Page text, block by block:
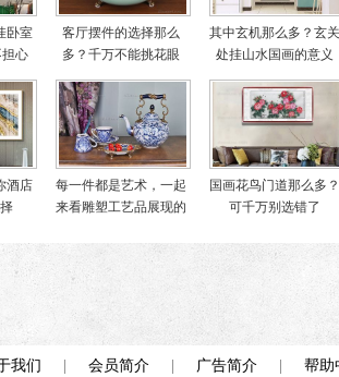
卧室
心
客厅摆件的选择那么
多？千万不能挑花眼
其中玄机那么多？玄关
处挂山水国画的意义
酒店
每一件都是艺术，一起
来看雕塑工艺品展现的
国画花鸟门道那么多？
可千万别选错了
我们 会员简介 广告简介 帮助